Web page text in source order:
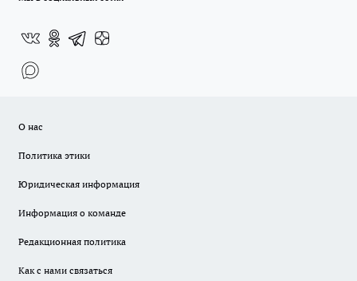
О нас
Политика этики
Юридическая информация
Информация о команде
Редакционная политика
Как с нами связаться